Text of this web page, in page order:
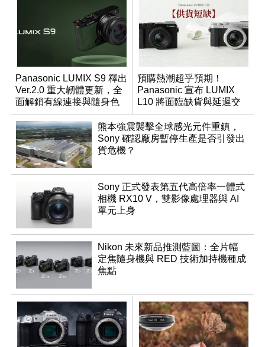
Panasonic LUMIX S9 釋出
Ver.2.0 重大韌體更新，全
面解鎖有線連接與隨身色
調編輯
預購熱潮超乎預期！
Panasonic 宣布 LUMIX
L10 將面臨缺貨與延遲交
貨時間
熊本強震襲擊全球感光元件重鎮，
Sony 確認廠房暫停生產是否引發出
貨危機？
Sony 正式發表第五代高倍率一體式
相機 RX10 V，雙影像處理器與 AI
單元上身
Nikon 未來新品推測藍圖：全片幅
定焦隨身機與 RED 技術加持機種成
焦點